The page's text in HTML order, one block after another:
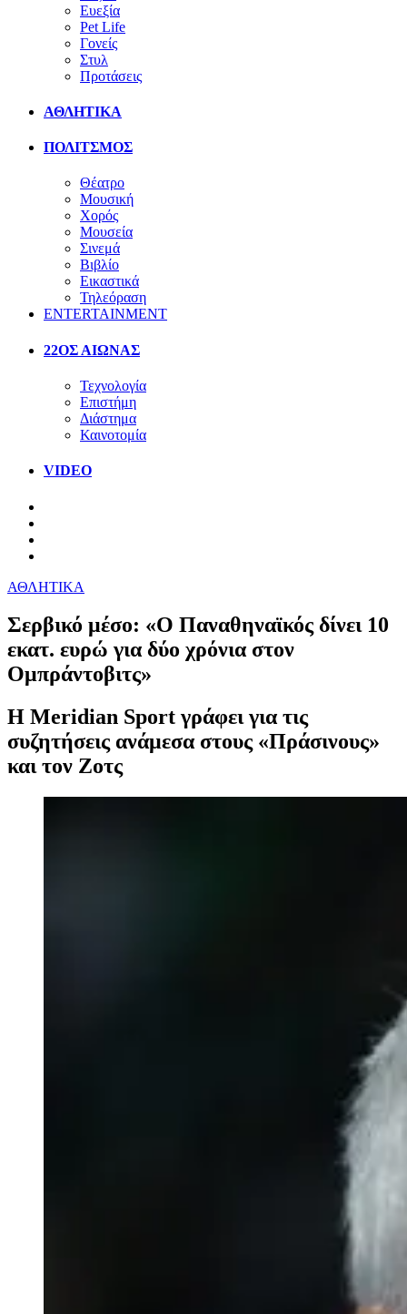
Ευεξία
Pet Life
Γονείς
Στυλ
Προτάσεις
ΑΘΛΗΤΙΚΑ
ΠΟΛΙΤΣΜΟΣ
Θέατρο
Μουσική
Χορός
Μουσεία
Σινεμά
Βιβλίο
Εικαστικά
Τηλεόραση
ENTERTAINMENT
22ΟΣ ΑΙΩΝΑΣ
Τεχνολογία
Επιστήμη
Διάστημα
Καινοτομία
VIDEO
ΑΘΛΗΤΙΚΑ
Σερβικό μέσο: «Ο Παναθηναϊκός δίνει 10
εκατ. ευρώ για δύο χρόνια στον
Ομπράντοβιτς»
Η Meridian Sport γράφει για τις
συζητήσεις ανάμεσα στους «Πράσινους»
και τον Ζοτς